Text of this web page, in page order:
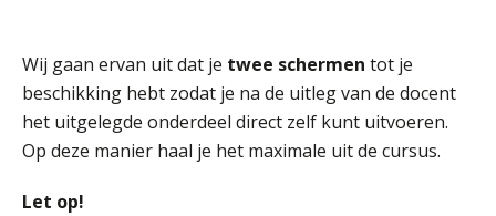
Wij gaan ervan uit dat je twee schermen tot je
beschikking hebt zodat je na de uitleg van de docent
het uitgelegde onderdeel direct zelf kunt uitvoeren.
Op deze manier haal je het maximale uit de cursus.
Let op!